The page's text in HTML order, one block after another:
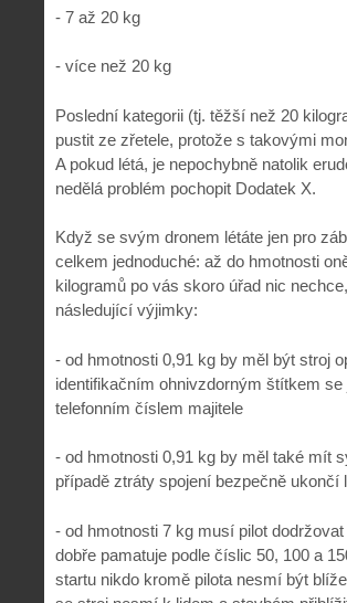
- 7 až 20 kg
- více než 20 kg
Poslední kategorii (tj. těžší než 20
pustit ze zřetele, protože s takovými
A pokud létá, je nepochybně natolik
nedělá problém pochopit Dodatek X.
Když se svým dronem létáte jen pro
celkem jednoduché: až do hmotnosti
kilogramů po vás skoro úřad nic
následující výjimky:
- od hmotnosti 0,91 kg by měl být stroj
identifikačním ohnivzdorným štítkem se
telefonním číslem majitele
- od hmotnosti 0,91 kg by měl také mít
případě ztráty spojení bezpečně ukončí
- od hmotnosti 7 kg musí pilot
dobře pamatuje podle číslic 50, 100 a
startu nikdo kromě pilota nesmí být